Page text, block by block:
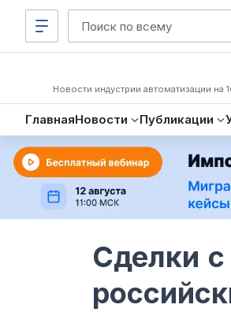
Новости индустрии автоматизации на
ГлавнаяНовости Публикации
Сделки